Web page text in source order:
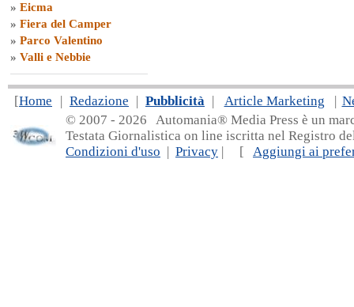
» Eicma
» Fiera del Camper
» Parco Valentino
» Valli e Nebbie
[Home | Redazione | Pubblicità | Article Marketing |
© 2007 - 2026 Automania® Media Press è un
Testata Giornalistica on line iscritta nel Registro
Condizioni d'uso | Privacy | [ Aggiungi ai